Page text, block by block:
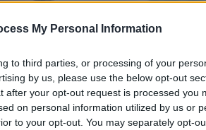
My Personal Information
to third parties, or processing of your
by us, please use the below opt-out
after your opt-out request is processed you
on personal information utilized by us or
to your opt-out. You may separately opt-